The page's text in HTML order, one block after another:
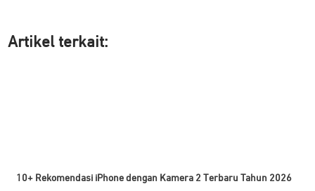
Artikel terkait:
10+ Rekomendasi iPhone dengan Kamera 2 Terbaru Tahun 2026